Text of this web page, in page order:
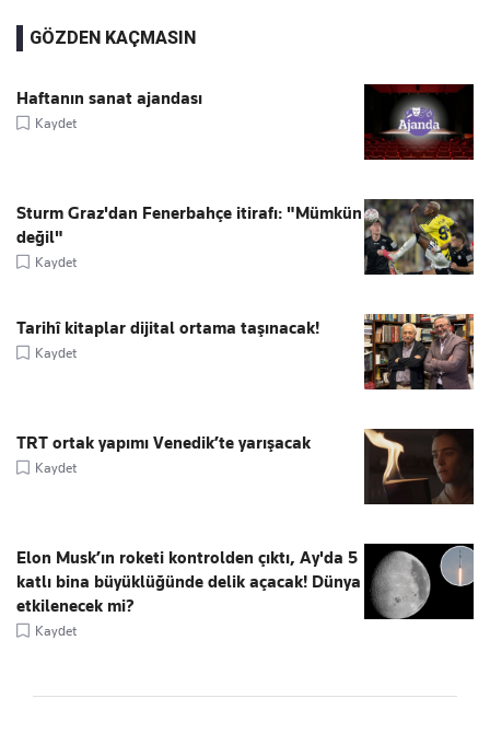
GÖZDEN KAÇMASIN
Haftanın sanat ajandası
Kaydet
Sturm Graz'dan Fenerbahçe itirafı: "Mümkün
değil"
Kaydet
Tarihî kitaplar dijital ortama taşınacak!
Kaydet
TRT ortak yapımı Venedik’te yarışacak
Kaydet
Elon Musk’ın roketi kontrolden çıktı, Ay'da 5
katlı bina büyüklüğünde delik açacak! Dünya
etkilenecek mi?
Kaydet